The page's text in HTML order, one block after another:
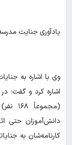
یادآوری جنایت
وی با اشاره به
دانش‌آموزان حتی
کارنامه‌شان به